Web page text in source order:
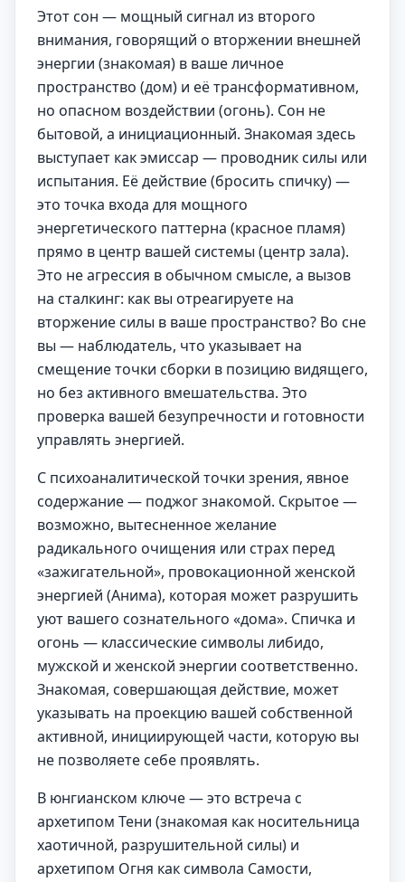
Этот сон — мощный сигнал из второго
внимания, говорящий о вторжении внешней
энергии (знакомая) в ваше личное
пространство (дом) и её трансформативном,
но опасном воздействии (огонь). Сон не
бытовой, а инициационный. Знакомая здесь
выступает как эмиссар — проводник силы или
испытания. Её действие (бросить спичку) —
это точка входа для мощного
энергетического паттерна (красное пламя)
прямо в центр вашей системы (центр зала).
Это не агрессия в обычном смысле, а вызов
на сталкинг: как вы отреагируете на
вторжение силы в ваше пространство? Во сне
вы — наблюдатель, что указывает на
смещение точки сборки в позицию видящего,
но без активного вмешательства. Это
проверка вашей безупречности и готовности
управлять энергией.
С психоаналитической точки зрения, явное
содержание — поджог знакомой. Скрытое —
возможно, вытесненное желание
радикального очищения или страх перед
«зажигательной», провокационной женской
энергией (Анима), которая может разрушить
уют вашего сознательного «дома». Спичка и
огонь — классические символы либидо,
мужской и женской энергии соответственно.
Знакомая, совершающая действие, может
указывать на проекцию вашей собственной
активной, инициирующей части, которую вы
не позволяете себе проявлять.
В юнгианском ключе — это встреча с
архетипом Тени (знакомая как носительница
хаотичной, разрушительной силы) и
архетипом Огня как символа Самости,